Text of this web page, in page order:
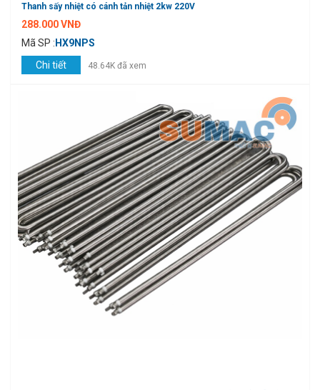
Thanh sấy nhiệt có cánh tản nhiệt 2kw 220V
288.000 VNĐ
Mã SP : HX9NPS
Chi tiết
48.64K đã xem